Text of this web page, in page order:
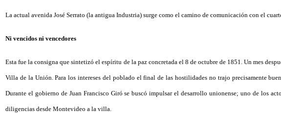
La actual avenida José Serrato (la antigua Industria) surge como el camino de comunicación con el
Ni vencidos ni vencedores
Esta fue la consigna que sintetizó el espíritu de la paz concretada el 8 de octubre de 1851. Un mes
Villa de la Unión. Para los intereses del poblado el final de las hostilidades no trajo precisamente
Durante el gobierno de Juan Francisco Giró se buscó impulsar el desarrollo unionense; uno de los
diligencias desde Montevideo a la villa.